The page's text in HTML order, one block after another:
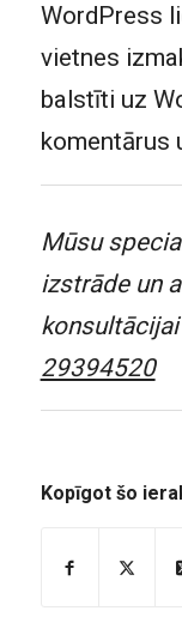
WordPress
vietnes
balstīti uz
komentārus
Mūsu
izstrāde un
29394520
Kopīgot šo